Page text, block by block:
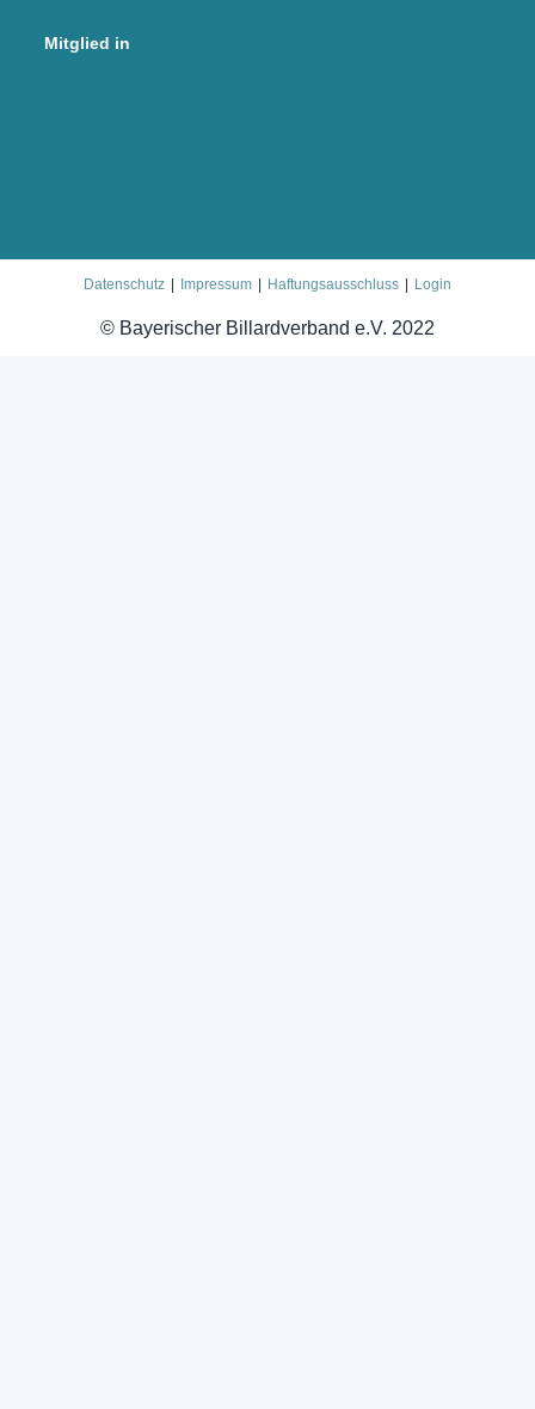
Mitglied in
Datenschutz Impressum Haftungsausschluss Login
© Bayerischer Billardverband e.V. 2022